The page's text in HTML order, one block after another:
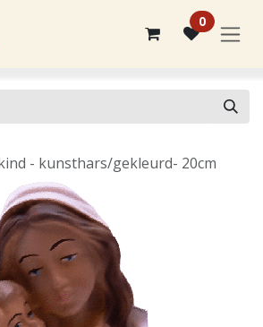
0
- kunsthars/gekleurd- 20cm